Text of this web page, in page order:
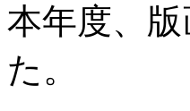
本年度、
た。